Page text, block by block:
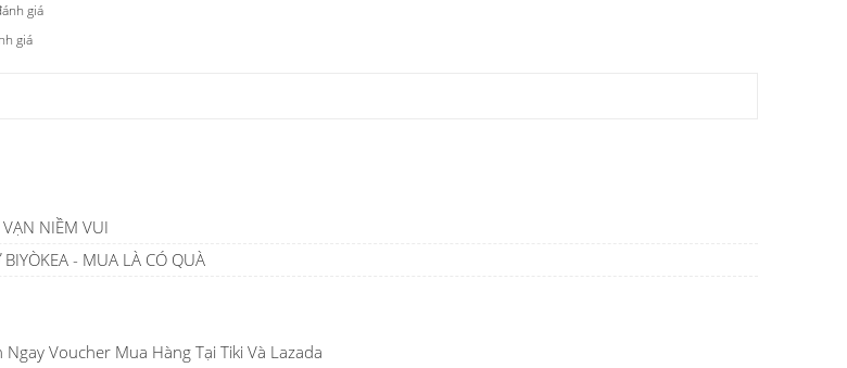
giá
giá
NIỀM VUI
- MUA LÀ CÓ QUÀ
Voucher Mua Hàng Tại Tiki Và Lazada